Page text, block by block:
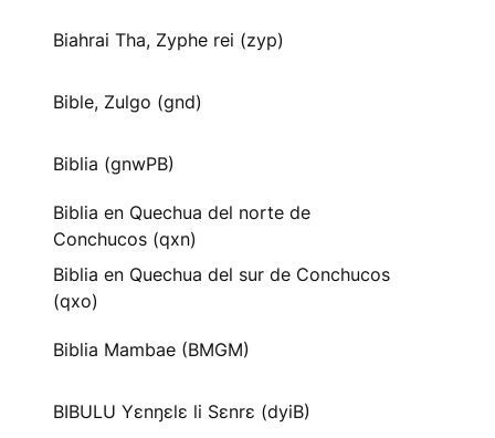
Biahrai Tha, Zyphe rei (zyp)
Bible, Zulgo (gnd)
Biblia (gnwPB)
Biblia en Quechua del norte de
Conchucos (qxn)
Biblia en Quechua del sur de Conchucos
(qxo)
Biblia Mambae (BMGM)
BIBULU Yɛnŋɛlɛ li Sɛnrɛ (dyiB)